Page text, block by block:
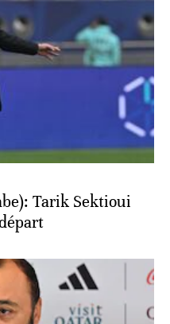
Tarik Sektioui